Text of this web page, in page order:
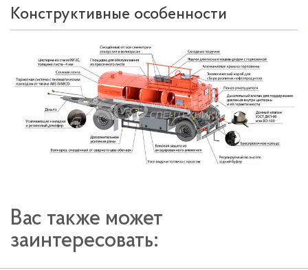
Конструктивные особенности
Вас также может
заинтересовать: